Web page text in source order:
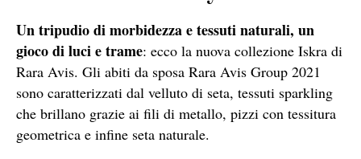
Un tripudio di morbidezza e tessuti naturali, un
gioco di luci e trame: ecco la nuova collezione Iskra di
Rara Avis. Gli abiti da sposa Rara Avis Group 2021
sono caratterizzati dal velluto di seta, tessuti sparkling
che brillano grazie ai fili di metallo, pizzi con tessitura
geometrica e infine seta naturale.